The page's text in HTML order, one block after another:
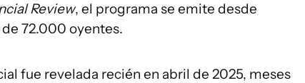
Review, el programa se emite desde
72.000 oyentes.
fue revelada recién en abril de 2025, meses